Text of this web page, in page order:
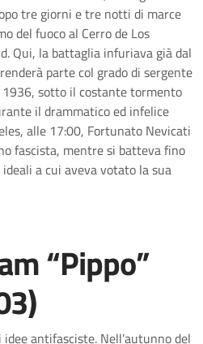
tre giorni e tre notti di marce
del fuoco al Cerro de Los
Qui, la battaglia infuriava già dal
parte col grado di sergente
sotto il costante tormento
il drammatico ed infelice
alle 17:00, Fortunato Nevicati
fascista, mentre si batteva fino
a cui aveva votato la sua
“Pippo”
antifasciste. Nell’autunno del